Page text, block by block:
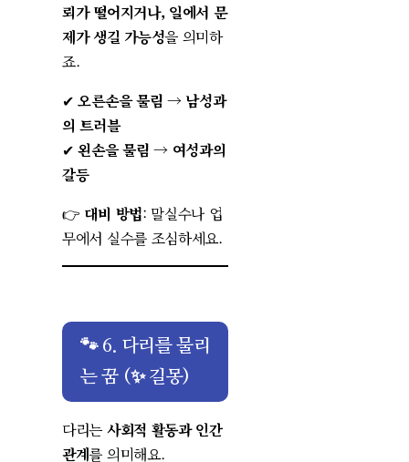
뢰가 떨어지거나, 일에서 문
제가 생길 가능성을 의미하
죠.
✔오른손을 물림 → 남성과
의 트러블
✔왼손을 물림 → 여성과의
갈등
👉 대비 방법: 말실수나 업
무에서 실수를 조심하세요.
🐾 6. 다리를 물리
는 꿈 (✨ 길몽)
다리는 사회적 활동과 인간
관계를 의미해요.